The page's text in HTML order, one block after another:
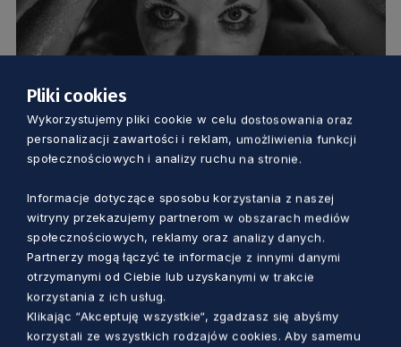
EDUKACJA
siebie i innych przed handlem ludźmi –
rozmowa z ekspertem
Paulina Sieradzan 9 miesięcy temu
Pliki cookies
Wykorzystujemy pliki cookie w celu dostosowania oraz
personalizacji zawartości i reklam, umożliwienia funkcji
społecznościowych i analizy ruchu na stronie.
Informacje dotyczące sposobu korzystania z naszej
witryny przekazujemy partnerom w obszarach mediów
społecznościowych, reklamy oraz analizy danych.
Partnerzy mogą łączyć te informacje z innymi danymi
otrzymanymi od Ciebie lub uzyskanymi w trakcie
korzystania z ich usług.
Klikając “Akceptuję wszystkie“, zgadzasz się abyśmy
korzystali ze wszystkich rodzajów cookies. Aby samemu